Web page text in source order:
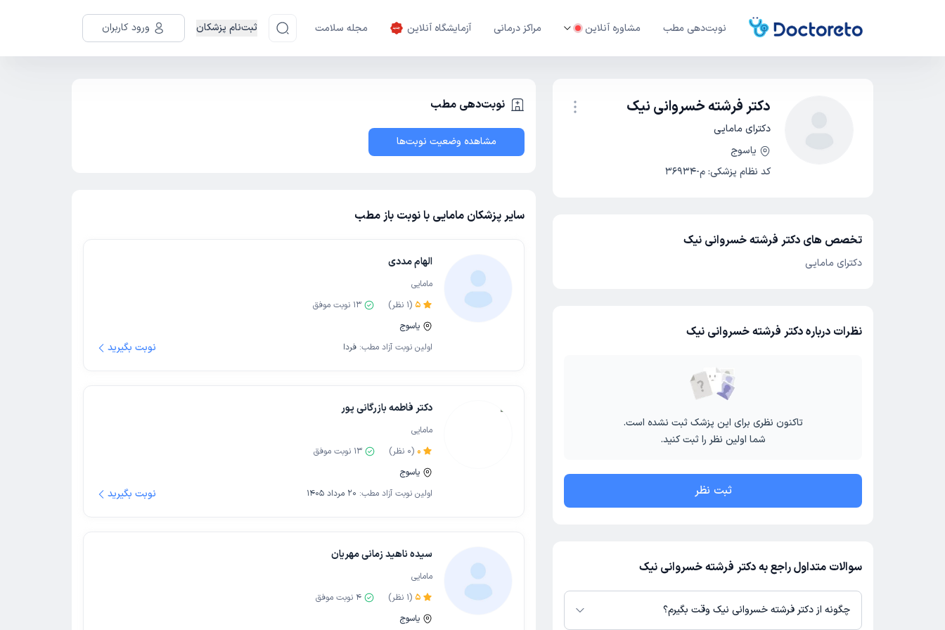
نوبت‌دهی مطب مشاوره آنلاین مراکز درمانی آزمایشگاه آنلاین مجله سلامت ثبت‌نام پزشکان ورود کاربران
دکتر فرشته خسروانی نیک
دکترای مامایی
یاسوج
کد نظام پزشکی:م-36934
نوبت‌دهی مطب
مشاهده وضعیت نوبت‌ها
سایر پزشکان مامایی با نوبت باز مطب
الهام مددی
مامایی
5
(
1 نظر) 13 نوبت موفق
یاسوج
اولین نوبت آزاد مطب: فردا نوبت بگیرید
دکتر فاطمه بازرگانی پور
مامایی
0
(
0 نظر) 13 نوبت موفق
یاسوج
اولین نوبت آزاد مطب: 20 مرداد 1405 نوبت بگیرید
سیده ناهید زمانی مهریان
مامایی
5
(
1 نظر) 4 نوبت موفق
یاسوج
تخصص های دکتر فرشته خسروانی نیک
دکترای مامایی
نظرات درباره دکتر فرشته خسروانی نیک
تاکنون نظری برای این پزشک ثبت نشده است.
شما اولین نظر را ثبت کنید.
ثبت نظر
سوالات متداول راجع به دکتر فرشته خسروانی نیک
چگونه از دکتر فرشته خسروانی نیک وقت بگیرم؟